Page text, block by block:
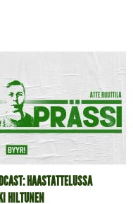
HAASTATTELUSSA
HILTUNEN